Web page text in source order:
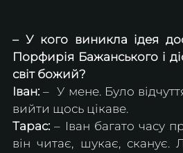
– У кого виникла ідея
Порфирія Бажанського і
світ божий?
Іван: –  У мене. Було
вийти щось цікаве.
Тарас: – Іван багато часу
він читає, шукає, сканує.